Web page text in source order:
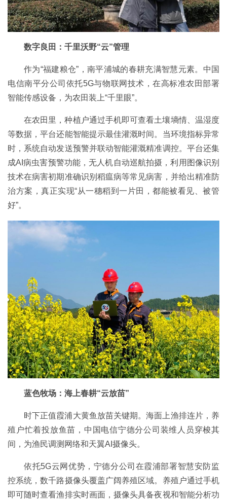
数字良田：千里沃野“云”管理
作为“福建粮仓”，南平浦城的春耕充满智慧元素。中国
电信南平分公司依托5G与物联网技术，在高标准农田部署
智能传感设备，为农田装上“千里眼”。
在农田里，种植户通过手机即可查看土壤墒情、温湿度
等数据，平台还能智能提示最佳灌溉时间。当环境指标异常
时，系统自动发送预警并联动智能灌溉精准调控。平台还集
成AI病虫害预警功能，无人机自动巡航拍摄，利用图像识别
技术在病害初期准确识别稻瘟病等常见病害，并给出精准防
治方案，真正实现“从一穗稻到一片田，都能被看见、被管
好”。
蓝色牧场：海上春耕“云放苗”
时下正值霞浦大黄鱼放苗关键期。海面上渔排连片，养
殖户忙着投放鱼苗，中国电信宁德分公司装维人员穿梭其
间，为渔民调测网络和天翼AI摄像头。
依托5G云网优势，宁德分公司在霞浦部署智慧安防监
控系统，数千路摄像头覆盖广阔养殖区域。养殖户通过手机
即可随时查看渔排实时画面，摄像头具备夜视和智能分析功